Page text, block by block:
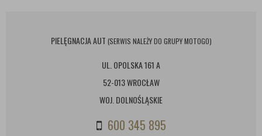
PIELĘGNACJA AUT (SERWIS NALEŻY DO GRUPY MOTOGO)
UL. OPOLSKA 161 A
52-013 WROCŁAW
WOJ. DOLNOŚLĄSKIE
600 345 895